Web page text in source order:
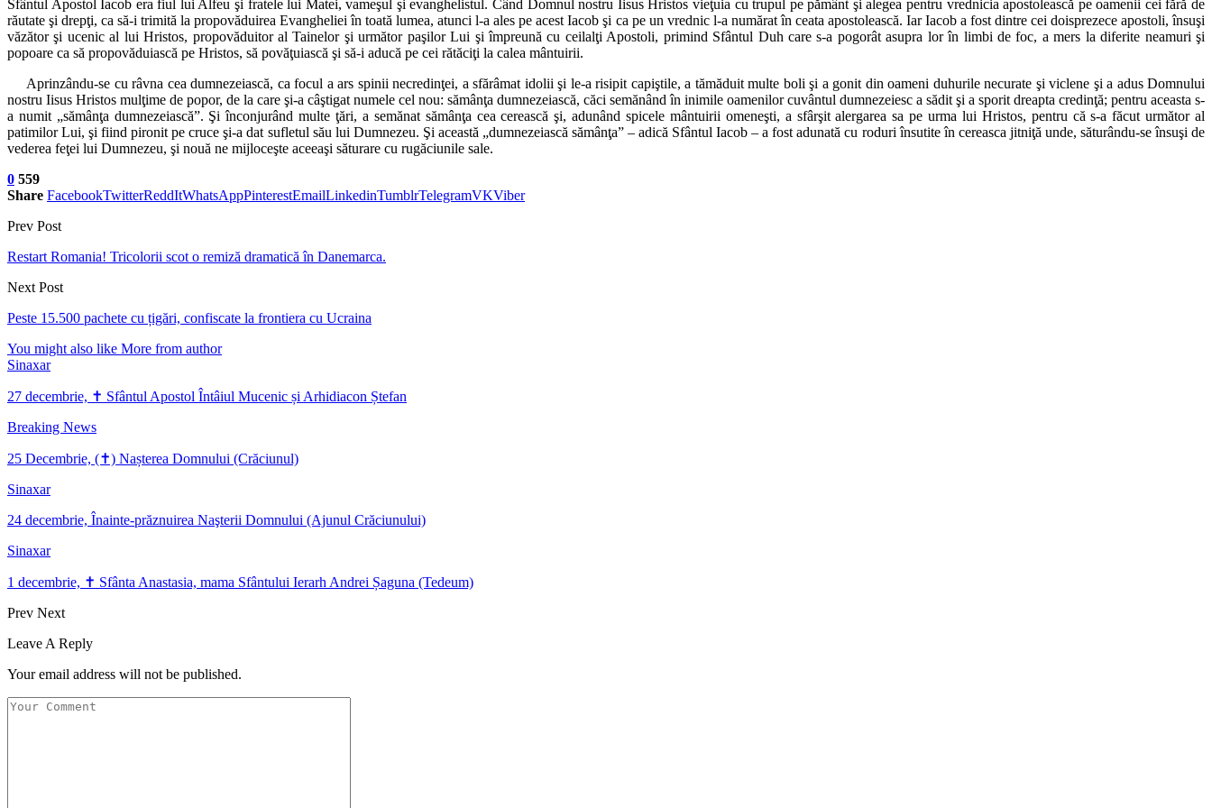
Sfântul Apostol Iacob era fiul lui Alfeu şi fratele lui Matei, vameşul şi evanghelistul. Când Domnul nostru Iisus Hristos vieţuia cu trupul pe pământ şi alegea pentru vrednicia apostolească pe oamenii cei fără de
răutate şi drepţi, ca să-i trimită la propovăduirea Evangheliei în toată lumea, atunci l-a ales pe acest Iacob şi ca pe un vrednic l-a numărat în ceata apostolească. Iar Iacob a fost dintre cei doisprezece apostoli, însuşi
văzător şi ucenic al lui Hristos, propovăduitor al Tainelor şi următor paşilor Lui şi împreună cu ceilalţi Apostoli, primind Sfântul Duh care s-a pogorât asupra lor în limbi de foc, a mers la diferite neamuri şi
popoare ca să propovăduiască pe Hristos, să povăţuiască şi să-i aducă pe cei rătăciţi la calea mântuirii.
Aprinzându-se cu râvna cea dumnezeiască, ca focul a ars spinii necredinţei, a sfărâmat idolii şi le-a risipit capiştile, a tămăduit multe boli şi a gonit din oameni duhurile necurate şi viclene şi a adus Domnului
nostru Iisus Hristos mulţime de popor, de la care şi-a câştigat numele cel nou: sămânţa dumnezeiască, căci semănând în inimile oamenilor cuvântul dumnezeiesc a sădit şi a sporit dreapta credinţă; pentru aceasta s-
a numit „sămânţa dumnezeiască”. Şi înconjurând multe ţări, a semănat sămânţa cea cerească şi, adunând spicele mântuirii omeneşti, a sfârşit alergarea sa pe urma lui Hristos, pentru că s-a făcut următor al
patimilor Lui, şi fiind pironit pe cruce şi-a dat sufletul său lui Dumnezeu. Şi această „dumnezeiască sămânţa” – adică Sfântul Iacob – a fost adunată cu roduri însutite în cereasca jitniţă unde, săturându-se însuşi de
vederea feţei lui Dumnezeu, şi nouă ne mijloceşte aceeaşi săturare cu rugăciunile sale.
0 559
Share FacebookTwitterReddItWhatsAppPinterestEmailLinkedinTumblrTelegramVKViber
Prev Post
Restart Romania! Tricolorii scot o remiză dramatică în Danemarca.
Next Post
Peste 15.500 pachete cu țigări, confiscate la frontiera cu Ucraina
You might also like More from author
Sinaxar
27 decembrie, ✝ Sfântul Apostol Întâiul Mucenic și Arhidiacon Ștefan
Breaking News
25 Decembrie, (✝) Nașterea Domnului (Crăciunul)
Sinaxar
24 decembrie, Înainte-prăznuirea Naşterii Domnului (Ajunul Crăciunului)
Sinaxar
1 decembrie, ✝ Sfânta Anastasia, mama Sfântului Ierarh Andrei Șaguna (Tedeum)
Prev Next
Leave A Reply
Your email address will not be published.